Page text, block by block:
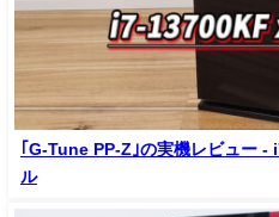
｢G-Tune PP-Z｣の実機レビュー
ル